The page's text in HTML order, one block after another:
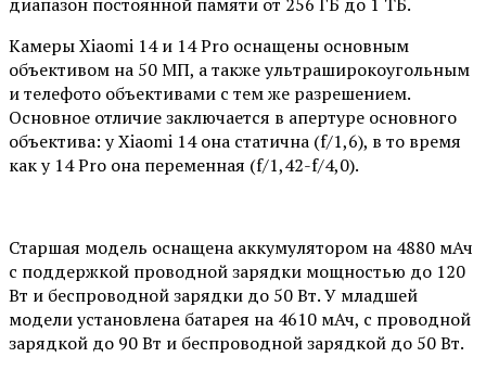
Камеры Xiaomi 14 и 14 Pro оснащены основным
объективом на 50 МП, а также ультраширокоугольным
и телефото объективами с тем же разрешением.
Основное отличие заключается в апертуре основного
объектива: у Xiaomi 14 она статична (f/1,6), в то время
как у 14 Pro она переменная (f/1,42-f/4,0).
Старшая модель оснащена аккумулятором на 4880 мАч
с поддержкой проводной зарядки мощностью до 120
Вт и беспроводной зарядки до 50 Вт. У младшей
модели установлена батарея на 4610 мАч, с проводной
зарядкой до 90 Вт и беспроводной зарядкой до 50 Вт.